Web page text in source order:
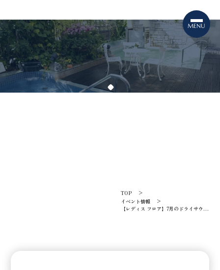
TOP
イベント情報
【レディス フロア】7月のドライサウナ